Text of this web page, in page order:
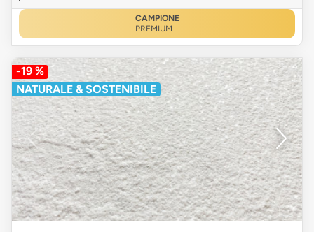
CAMPIONE
PREMIUM
-19 %
NATURALE & SOSTENIBILE